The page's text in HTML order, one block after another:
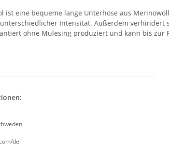
ist eine bequeme lange Unterhose aus
Intensität. Außerdem verhindert
ohne Mulesing produziert und kann bis zur
de